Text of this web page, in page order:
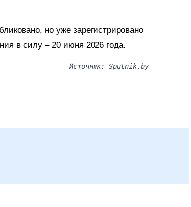
но уже зарегистрировано
в силу – 20 июня 2026 года.
Источник: Sputnik.by